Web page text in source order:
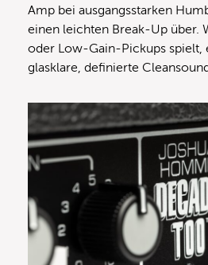
Amp bei ausgangsstarken
einen leichten Break-Up über.
oder Low-Gain-Pickups spielt,
glasklare, definierte